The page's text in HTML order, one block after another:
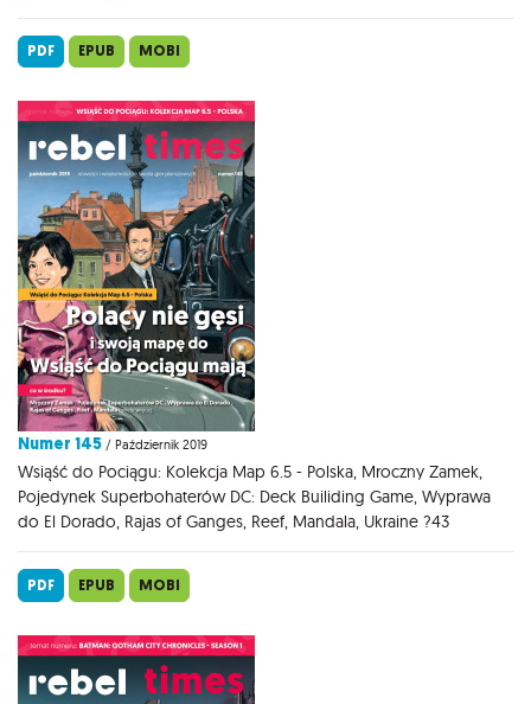
PDF EPUB MOBI
Numer 145 / Październik 2019
Wsiąść do Pociągu: Kolekcja Map 6.5 - Polska, Mroczny Zamek,
Pojedynek Superbohaterów DC: Deck Builiding Game, Wyprawa
do El Dorado, Rajas of Ganges, Reef, Mandala, Ukraine ?43
PDF EPUB MOBI